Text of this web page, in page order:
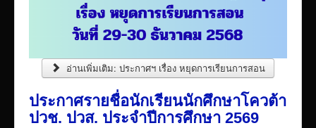
แบบประเมินครูผู้สอน
ห้องสมุดอิเล็กทรอนิกส์
ศูนย์ซ่อมสร้างเพื่อชุมชน FixitCenter
รวม Link หน้าเว็บ QRCode
กฎหมายด้านการศึกษา
อ่านเพิ่มเติม: ประกาศฯ เรื่อง หยุดการเรียนการสอน
ประกาศรายชื่อนักเรียนนักศึกษาโควต้า
ปวช. ปวส. ประจำปีการศึกษา 2569